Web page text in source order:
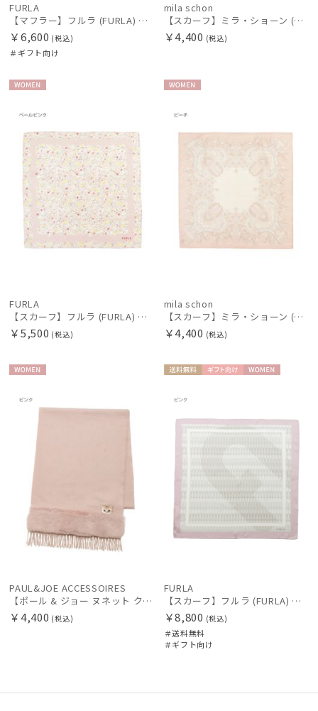
マフラー・ストール・スカーフ
手袋・アームカバー
その他
カラー
価格・割引率
在庫表示
販売状況
FURLA
【マフラー】フルラ (FURLA) ウールオンブレーマフラー
￥6,600 (税込)
＃ギフト向け
mila schon
【スカーフ】ミラ・ショーン (mila schon) シルクシフォン剣先ロングスカーフグラデーションフラワー 25×150 プレゼント ギフトウォッシャブル
￥4,400 (税込)
FURLA
【スカーフ】フルラ (FURLA) シルクプリントスカーフ 58cm×58cm プレゼント ギフト
￥5,500 (税込)
mila schon
【スカーフ】ミラ・ショーン (mila schon) シルクサテンプチスカーフ 58×58 プレゼント ギフト
￥4,400 (税込)
PAUL&JOE ACCESSOIRES
【ポール & ジョー ヌネット クリザンテーム ワッペン付き マフラー スムースタッチ 182cm×31cm 【公式ムーンバット】無地 チェック フェイクファー ロゴ刺繍 パッケージ付き】
￥4,400 (税込)
料
FURLA
【スカーフ】フルラ (FURLA) アーチロゴ 68cm×68cm UV 手洗い可 プレゼント ギフト
￥8,800 (税込)
＃送料無料
＃ギフト向け